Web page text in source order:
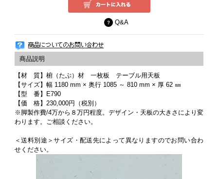
Q&A
【材 質】椨（たぶ）材 一枚板 テーブル用天板
【サイズ】幅 1180 mm × 奥行 1085 ～ 810 mm × 厚 62 ㎜
【型 番】E790
【価 格】230,000円（税別）
※脚製作費/4万から８万円程度。デザイン・天板の大きさにより変
わります。ご相談ください。
＜送料別途＞サイズ・配送先によって異なりますのでお問い合わ
せください。